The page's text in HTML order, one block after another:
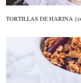
TORTILLAS DE HARINA